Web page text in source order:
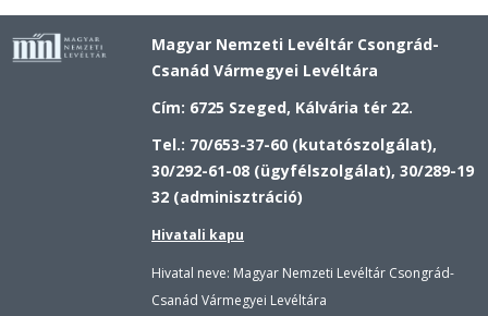
Magyar Nemzeti Levéltár Csongrád-
Csanád Vármegyei Levéltára
Cím: 6725 Szeged, Kálvária tér 22.
Tel.: 70/653-37-60 (kutatószolgálat),
30/292-61-08 (ügyfélszolgálat), 30/289-19
32 (adminisztráció)
Hivatali kapu
Hivatal neve: Magyar Nemzeti Levéltár Csongrád-
Csanád Vármegyei Levéltára